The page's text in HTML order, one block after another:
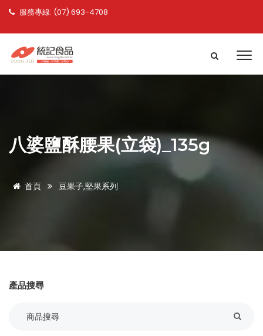
服務專線: (07) 693-4708
八婆鹽酥腰果(立袋)_135g
首頁 豆果子,堅果系列
產品搜尋